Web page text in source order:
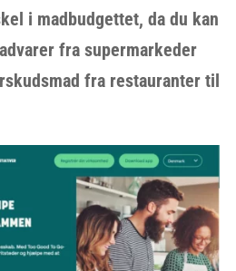
i madbudgettet, da du kan
fra supermarkeder
fra restauranter til